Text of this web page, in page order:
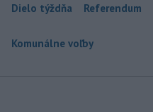
Dielo týždňa Referendum
Komunálne voľby